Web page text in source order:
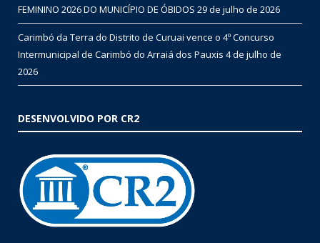
FEMININO 2026 DO MUNICÍPIO DE ÓBIDOS 29 de julho de 2026
Carimbó da Terra do Distrito de Curuai vence o 4º Concurso
Intermunicipal de Carimbó do Arraiá dos Pauxis 4 de julho de
2026
DESENVOLVIDO POR CR2